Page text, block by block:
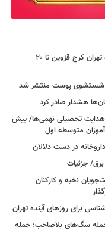
محدودیت تردد در آزادراه تهران کرج قزوین تا ۲۰
شستشوی پوست منتشر شد
هشدار صادر کرد
از ۹۰ درصد هدایت تحصیلی نهمی‌ها/ پیش
در دست دلالان
برق/ جزئیات
نخبه و کارکنان
برای روزهای آینده تهران
سگ‌های بلاصاحب؛ حمله